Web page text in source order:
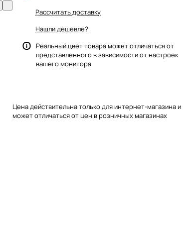
Рассчитать доставку
Нашли дешевле?
Реальный цвет товара может отличаться от
представленного в зависимости от настроек
вашего монитора
Цена действительна только для интернет-магазина и
может отличаться от цен в розничных магазинах